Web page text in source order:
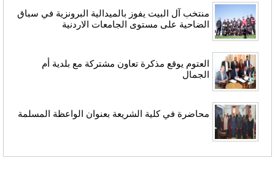
منتخب آل البيت يفوز بالميدالية البرونزية في سباق
الضاحية على مستوى الجامعات الاردنية
العتوم يوقع مذكرة تعاون مشتركة مع بلدية أم
الجمال
محاضرة في كلية الشريعة بعنوان الواعظة المسلمة